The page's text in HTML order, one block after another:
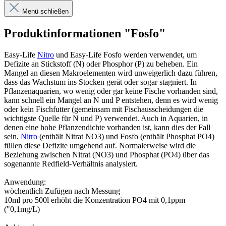
Menü schließen
Produktinformationen "Fosfo"
Easy-Life Nitro und Easy-Life Fosfo werden verwendet, um
Defizite an Stickstoff (N) oder Phosphor (P) zu beheben. Ein
Mangel an diesen Makroelementen wird unweigerlich dazu führen,
dass das Wachstum ins Stocken gerät oder sogar stagniert. In
Pflanzenaquarien, wo wenig oder gar keine Fische vorhanden sind,
kann schnell ein Mangel an N und P entstehen, denn es wird wenig
oder kein Fischfutter (gemeinsam mit Fischausscheidungen die
wichtigste Quelle für N und P) verwendet. Auch in Aquarien, in
denen eine hohe Pflanzendichte vorhanden ist, kann dies der Fall
sein. Nitro (enthält Nitrat NO3) und Fosfo (enthält Phosphat PO4)
füllen diese Defizite umgehend auf. Normalerweise wird die
Beziehung zwischen Nitrat (NO3) und Phosphat (PO4) über das
sogenannte Redfield-Verhältnis analysiert.
Anwendung:
wöchentlich Zufügen nach Messung
10ml pro 500l erhöht die Konzentration PO4 mit 0,1ppm
("0,1mg/L)